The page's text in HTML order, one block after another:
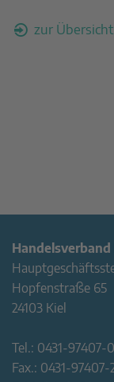
zur Übersicht
Handelsverband
Hopfenstraße 65
24103 Kiel
Tel.: 0431-97407-0
Fax.: 0431-97407-